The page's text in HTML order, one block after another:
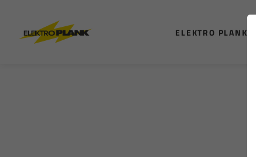
ELEKTRO PLANK